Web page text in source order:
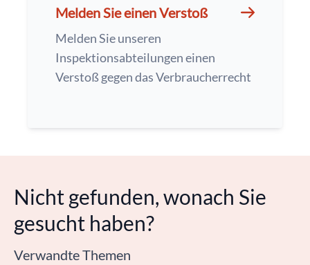
Melden Sie einen Verstoß
Melden Sie unseren
Inspektionsabteilungen einen
Verstoß gegen das Verbraucherrecht
Nicht gefunden, wonach Sie
gesucht haben?
Verwandte Themen